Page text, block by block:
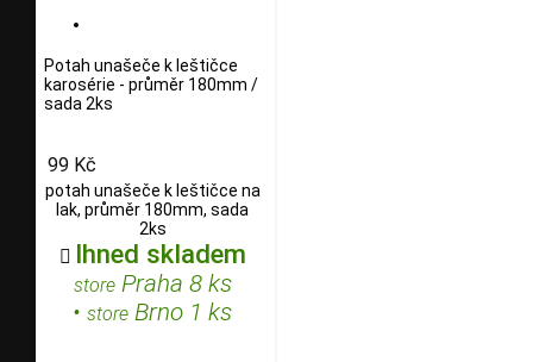
Potah unašeče k leštičce
karosérie - průměr 180mm /
sada 2ks
99 Kč
potah unašeče k leštičce na
lak, průměr 180mm, sada
2ks
 Ihned skladem
storePraha 8 ks
• store Brno 1 ks